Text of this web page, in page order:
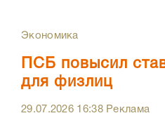
Экономика
ПСБ повысил
для физлиц
29.07.2026 16:38Реклама